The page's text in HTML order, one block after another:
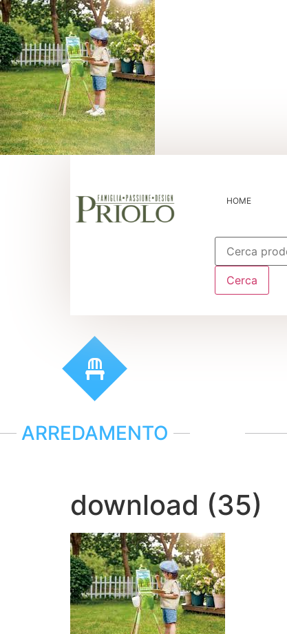
HOME
Cerca:
Cerca
ARREDAMENTO
download (35)